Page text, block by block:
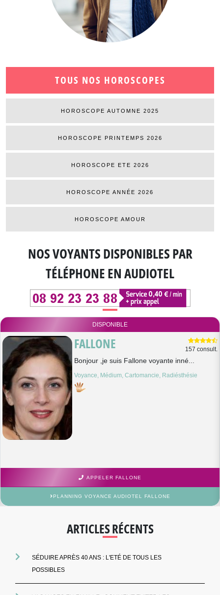
TOUS NOS HOROSCOPES
HOROSCOPE AUTOMNE 2025
HOROSCOPE PRINTEMPS 2026
HOROSCOPE ETE 2026
HOROSCOPE ANNÉE 2026
HOROSCOPE AMOUR
NOS VOYANTS DISPONIBLESPAR
TÉLÉPHONE EN AUDIOTEL
DISPONIBLE
FALLONE 157 consult.
Bonjour ,je suis Fallone voyante inné...
Voyance, Médium, Cartomancie, Radiésthésie
APPELER FALLONE
PLANNING VOYANCE AUDIOTEL FALLONE
ARTICLES RÉCENTS
SÉDUIRE APRÈS 40 ANS : L'ETÉ DE TOUS LES
POSSIBLES